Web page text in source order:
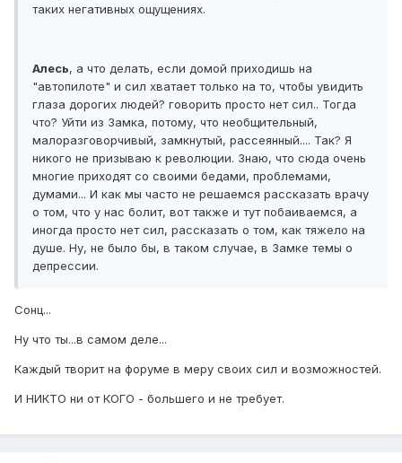
таких негативных ощущениях.
Алесь, а что делать, если домой приходишь на
"автопилоте" и сил хватает только на то, чтобы увидить
глаза дорогих людей? говорить просто нет сил.. Тогда
что? Уйти из Замка, потому, что необщительный,
малоразговорчивый, замкнутый, рассеянный.... Так? Я
никого не призываю к революции. Знаю, что сюда очень
многие приходят со своими бедами, проблемами,
думами... И как мы часто не решаемся рассказать врачу
о том, что у нас болит, вот также и тут побаиваемся, а
иногда просто нет сил, рассказать о том, как тяжело на
душе. Ну, не было бы, в таком случае, в Замке темы о
депрессии.
Сонц...
Ну что ты...в самом деле...
Каждый творит на форуме в меру своих сил и возможностей.
И НИКТО ни от КОГО - большего и не требует.